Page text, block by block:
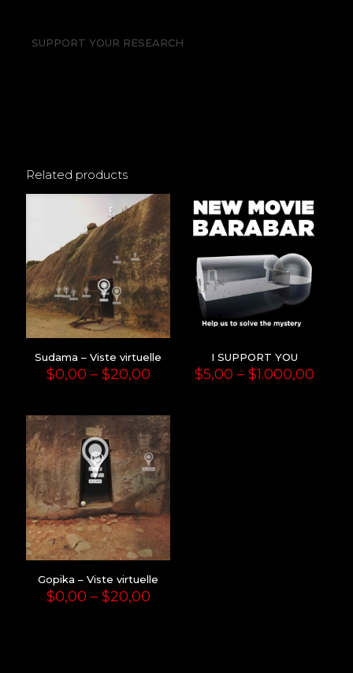
SUPPORT YOUR RESEARCH
Related products
Sudama – Viste virtuelle
$0,00 – $20,00Price
through
$20,00
I SUPPORT YOU
$5,00 – $1.000,00
Gopika – Viste virtuelle
$0,00 – $20,00Price